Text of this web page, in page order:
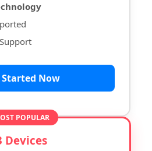
Started Now
POPULAR
Devices